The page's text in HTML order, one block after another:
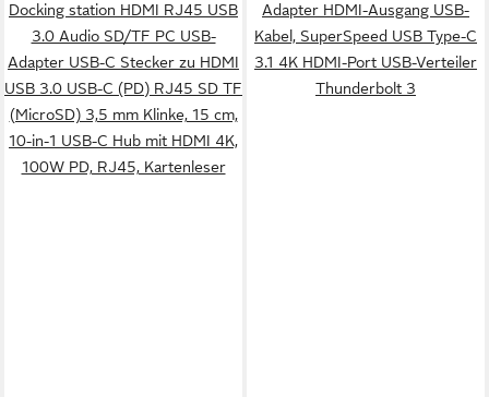
Docking station HDMI RJ45 USB
3.0 Audio SD/TF PC USB-
Adapter USB-C Stecker zu HDMI
USB 3.0 USB-C (PD) RJ45 SD TF
(MicroSD) 3,5 mm Klinke, 15 cm,
10-in-1 USB-C Hub mit HDMI 4K,
100W PD, RJ45, Kartenleser
Adapter HDMI-Ausgang USB-
Kabel, SuperSpeed USB Type-C
3.1 4K HDMI-Port USB-Verteiler
Thunderbolt 3